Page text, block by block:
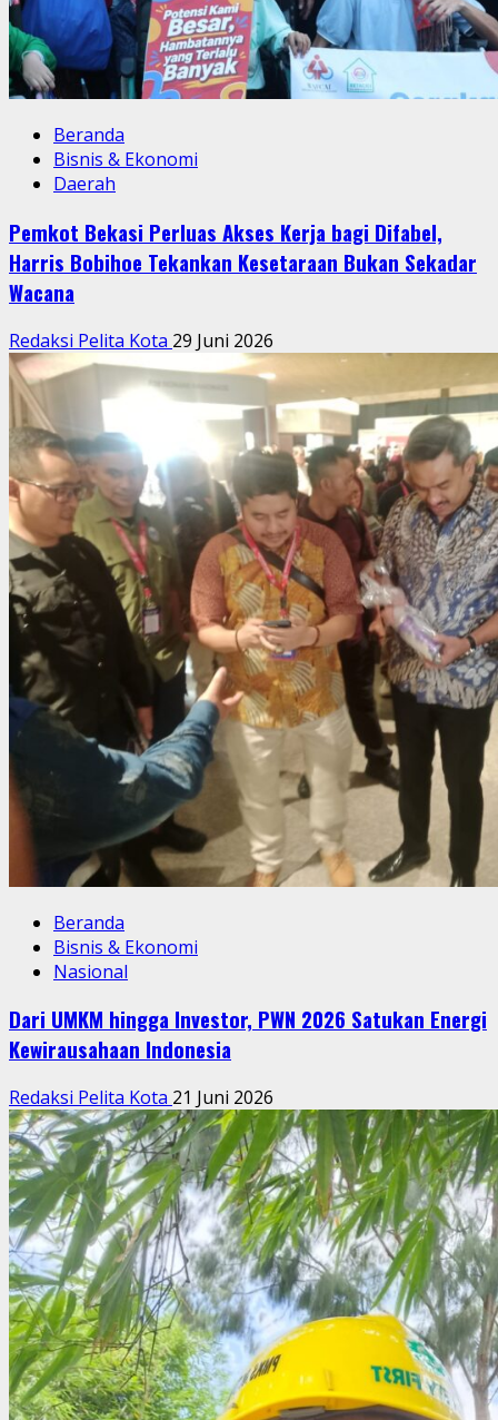
Beranda
Bisnis & Ekonomi
Daerah
Pemkot Bekasi Perluas Akses Kerja bagi Difabel,
Harris Bobihoe Tekankan Kesetaraan Bukan Sekadar
Wacana
Redaksi Pelita Kota 29 Juni 2026
Beranda
Bisnis & Ekonomi
Nasional
Dari UMKM hingga Investor, PWN 2026 Satukan Energi
Kewirausahaan Indonesia
Redaksi Pelita Kota 21 Juni 2026